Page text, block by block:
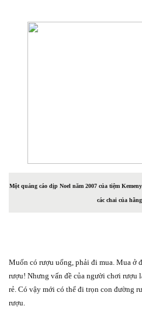
Một quảng cáo dịp Noel năm 2007 của tiệm
các chai của
Muốn có rượu uống, phải đi mua. Mua ở
rượu! Nhưng vấn đề của người chơi rượu
rẻ. Có vậy mới có thể đi trọn con đường
rượu.